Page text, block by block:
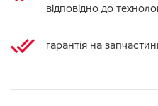
відповідно до
гарантія на